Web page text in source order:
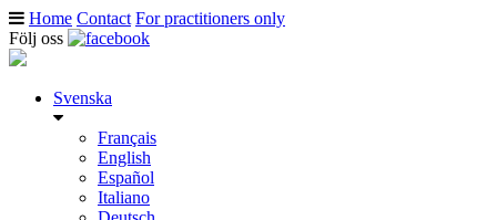
Home Contact For practitioners only
Följ oss
Svenska
Français
English
Español
Italiano